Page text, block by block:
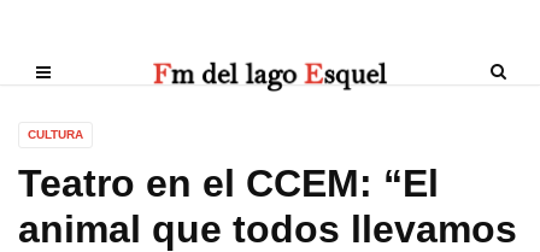
CULTURA
Teatro en el CCEM: “El
animal que todos llevamos